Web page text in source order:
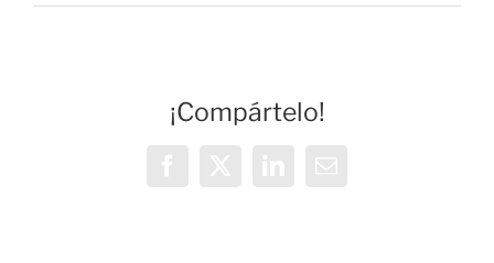
¡Compártelo!